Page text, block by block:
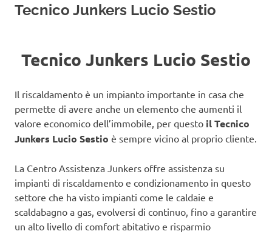
Junkers
Tecnico Junkers Lucio Sestio
Tecnico Junkers Lucio Sestio
Il riscaldamento è un impianto importante in casa che
permette di avere anche un elemento che aumenti il
valore economico dell’immobile, per questo il Tecnico
Junkers Lucio Sestio è sempre vicino al proprio cliente.
La Centro Assistenza Junkers offre assistenza su
impianti di riscaldamento e condizionamento in questo
settore che ha visto impianti come le caldaie e
scaldabagno a gas, evolversi di continuo, fino a garantire
un alto livello di comfort abitativo e risparmio